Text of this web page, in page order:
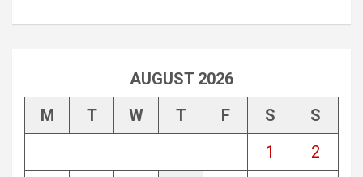
AUGUST 2026
M
T W T F S
S
1
2